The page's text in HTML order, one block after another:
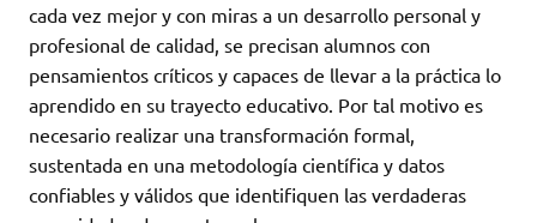
cada vez mejor y con miras a un desarrollo personal y
profesional de calidad, se precisan alumnos con
pensamientos críticos y capaces de llevar a la práctica lo
aprendido en su trayecto educativo. Por tal motivo es
necesario realizar una transformación formal,
sustentada en una metodología científica y datos
confiables y válidos que identifiquen las verdaderas